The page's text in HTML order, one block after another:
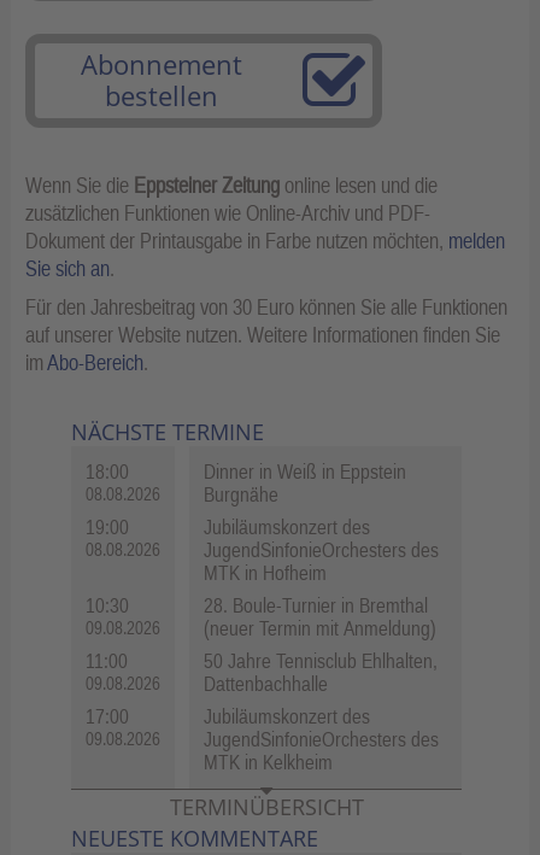
Abonnement
bestellen
Wenn Sie die Eppsteiner Zeitung online lesen und die
zusätzlichen Funktionen wie Online-Archiv und PDF-
Dokument der Printausgabe in Farbe nutzen möchten, melden
Sie sich an.
Für den Jahresbeitrag von 30 Euro können Sie alle Funktionen
auf unserer Website nutzen. Weitere Informationen finden Sie
imAbo-Bereich.
NÄCHSTE TERMINE
18:00
08.08.2026
Dinner in Weiß in Eppstein
Burgnähe
19:00
08.08.2026
Jubiläumskonzert des
JugendSinfonieOrchesters des
MTK in Hofheim
10:30
09.08.2026
28. Boule-Turnier in Bremthal
(neuer Termin mit Anmeldung)
11:00
09.08.2026
50 Jahre Tennisclub Ehlhalten,
Dattenbachhalle
17:00
09.08.2026
Jubiläumskonzert des
JugendSinfonieOrchesters des
MTK in Kelkheim
TERMINÜBERSICHT
NEUESTE KOMMENTARE